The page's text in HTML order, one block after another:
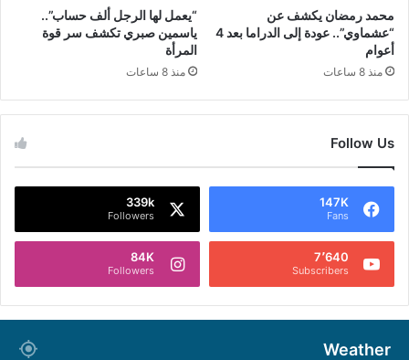
محمد رمضان يكشف عن
“عشماوي”.. عودة إلى الدراما بعد 4
أعوام
منذ 8 ساعات
“يعمل لها الرجل ألف حساب”..
ياسمين صبري تكشف سر قوة
المرأة
منذ 8 ساعات
Follow Us
147K
Fans
339k
Followers
7٬640
Subscribers
84K
Followers
Weather